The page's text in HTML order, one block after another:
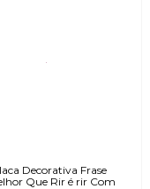
Decorativa Frase
Que Rir é rir Com